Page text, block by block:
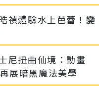
禎體驗水上芭蕾！變
尼扭曲仙境：動畫
展暗黑魔法美學